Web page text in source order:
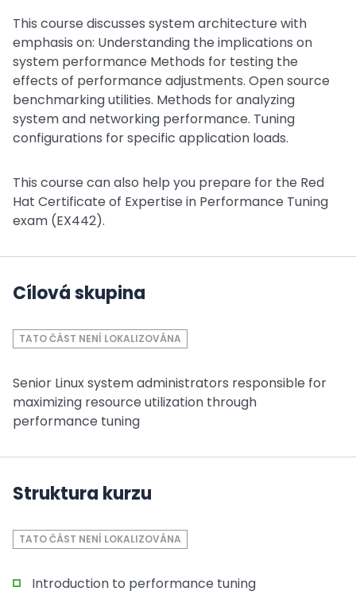
This course discusses system architecture with
emphasis on: Understanding the implications on
system performance Methods for testing the
effects of performance adjustments. Open source
benchmarking utilities. Methods for analyzing
system and networking performance. Tuning
configurations for specific application loads.
This course can also help you prepare for the Red
Hat Certificate of Expertise in Performance Tuning
exam (EX442).
Cílová skupina
TATO ČÁST NENÍ LOKALIZOVÁNA
Senior Linux system administrators responsible for
maximizing resource utilization through
performance tuning
Struktura kurzu
TATO ČÁST NENÍ LOKALIZOVÁNA
Introduction to performance tuning